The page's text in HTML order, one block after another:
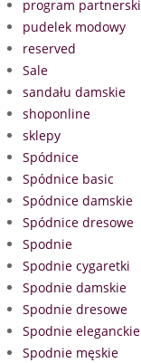
program partnerski
pudelek modowy
reserved
Sale
sandału damskie
shoponline
sklepy
Spódnice
Spódnice basic
Spódnice damskie
Spódnice dresowe
Spodnie
Spodnie cygaretki
Spodnie damskie
Spodnie dresowe
Spodnie eleganckie
Spodnie męskie